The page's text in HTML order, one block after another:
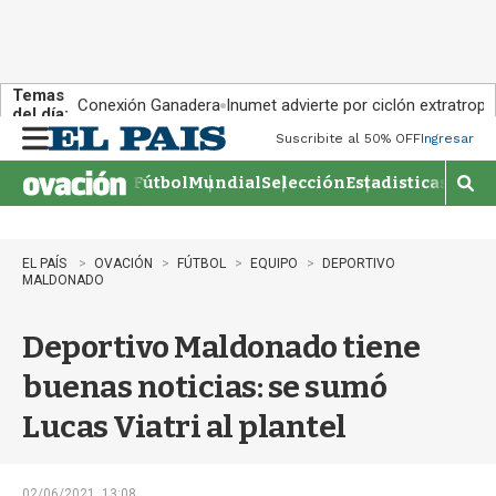
Temas
del día: Conexión Ganadera Inumet advierte por ciclón
n
u
Suscribite al 50% OFFIngresar
FútbolMundialSelecciónEstadisticas
M
o
EL PAÍS OVACIÓN FÚTBOL EQUIPO
DEPORTIVO
MALDONADO
Deportivo Maldonado tiene
buenas noticias: se sumó
Lucas Viatri al plantel